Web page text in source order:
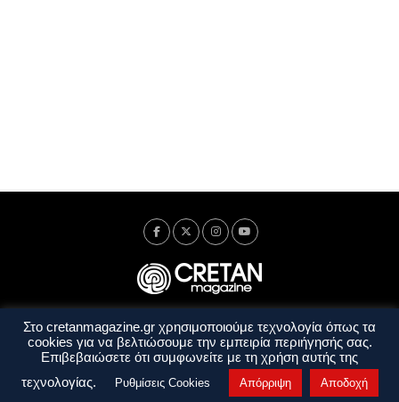
Ταυτότητα Πολιτική Απορρήτου
Όροι Χρήσης
Όροι και Προϋποθέσεις
Στο cretanmagazine.gr χρησιμοποιούμε τεχνολογία όπως τα
cookies για να βελτιώσουμε την εμπειρία περιήγησής σας.
Επιβεβαιώσετε ότι συμφωνείτε με τη χρήση αυτής της
τεχνολογίας.
Ρυθμίσεις Cookies Απόρριψη Αποδοχή